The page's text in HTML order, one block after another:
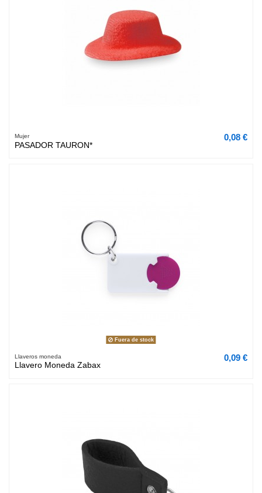
Mujer
PASADOR TAURON*
0,08 €
Fuera de stock
Llaveros moneda
Llavero Moneda Zabax
0,09 €